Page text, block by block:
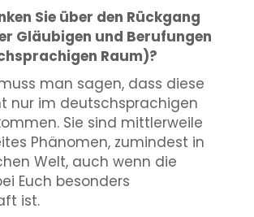
Sie über den Rückgang
Gläubigen und Berufungen
Raum)?
man sagen, dass diese
nur im deutschsprachigen
Sie sind mittlerweile
Phänomen, zumindest in
Welt, auch wenn die
Euch besonders
ist.